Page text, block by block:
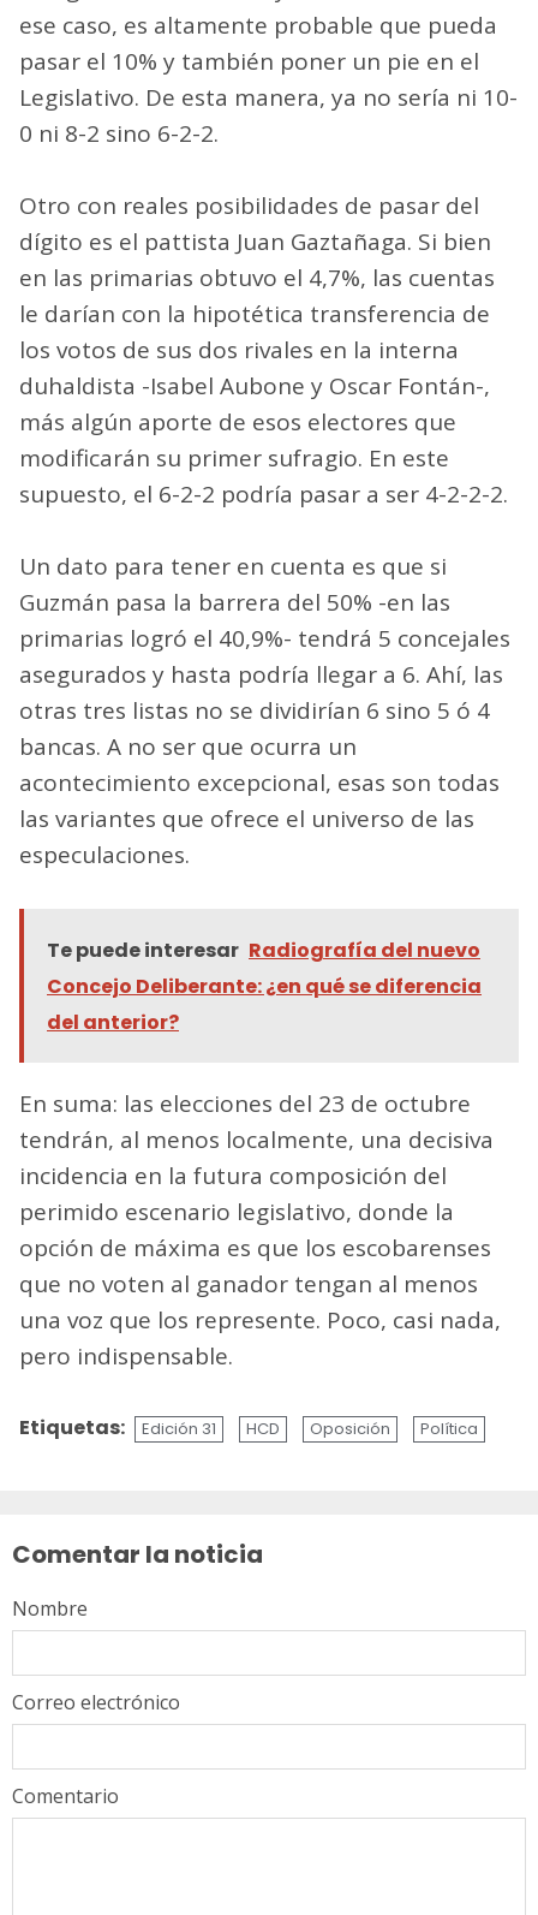
ese caso, es altamente probable que pueda
pasar el 10% y también poner un pie en el
Legislativo. De esta manera, ya no sería ni 10-
0 ni 8-2 sino 6-2-2.
Otro con reales posibilidades de pasar del
dígito es el pattista Juan Gaztañaga. Si bien
en las primarias obtuvo el 4,7%, las cuentas
le darían con la hipotética transferencia de
los votos de sus dos rivales en la interna
duhaldista -Isabel Aubone y Oscar Fontán-,
más algún aporte de esos electores que
modificarán su primer sufragio. En este
supuesto, el 6-2-2 podría pasar a ser 4-2-2-2.
Un dato para tener en cuenta es que si
Guzmán pasa la barrera del 50% -en las
primarias logró el 40,9%- tendrá 5 concejales
asegurados y hasta podría llegar a 6. Ahí, las
otras tres listas no se dividirían 6 sino 5 ó 4
bancas. A no ser que ocurra un
acontecimiento excepcional, esas son todas
las variantes que ofrece el universo de las
especulaciones.
Te puede interesar Radiografía del nuevo
Concejo Deliberante: ¿en qué se diferencia
del anterior?
En suma: las elecciones del 23 de octubre
tendrán, al menos localmente, una decisiva
incidencia en la futura composición del
perimido escenario legislativo, donde la
opción de máxima es que los escobarenses
que no voten al ganador tengan al menos
una voz que los represente. Poco, casi nada,
pero indispensable.
Etiquetas: Edición 31 HCD Oposición Política
Comentar la noticia
Comentario
Nombre
Correo electrónico